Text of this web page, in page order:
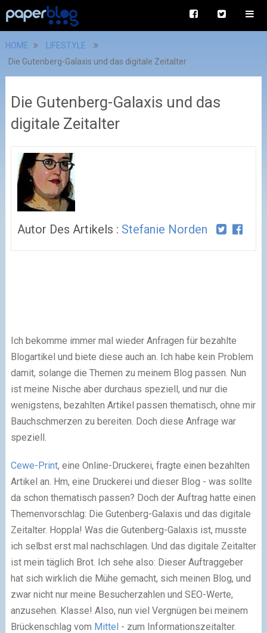
HOME
LIFESTYLE
Die Gutenberg-Galaxis und das digitale Zeitalter
Die Gutenberg-Galaxis und das
digitale Zeitalter
Autor Des Artikels : Stefanie Norden
Ich bekomme immer mal wieder Anfragen für bezahlte
Blogartikel und biete diese auch an. Ich habe kein Problem
damit, solange die Themen zu meinem Blog passen. Nun
ist meine Nische aber durchaus speziell, und nur die
wenigstens, bezahlten Artikel passen thematisch, ohne mir
Bauchschmerzen zu bereiten. Doch diese Anfrage war
speziell.
Cewe-Print, eine Online-Druckerei, fragte einen bezahlten
Artikel an. Hm, eine Druckerei und dieser Blog - was sollte
da schon thematisch passen? Doch der Auftrag hatte einen
Themenvorschlag: Die Gutenberg-Galaxis und das digitale
Zeitalter. Hoppla! Was die Gutenberg-Galaxis ist, musste
ich selbst erst mal nachschlagen. Und das digitale Zeitalter
ist mein täglich Brot. Ich sehe also: Dieser Auftraggeber
hat sich wirklich die Mühe gemacht, sich meinen Blog, und
zwar nicht nur meine Besucherzahlen und SEO-Werte,
anzusehen. Klasse! Also, nun viel Vergnügen bei meinem
Brückenschlag vom Mittel- zum Informationszeitalter.